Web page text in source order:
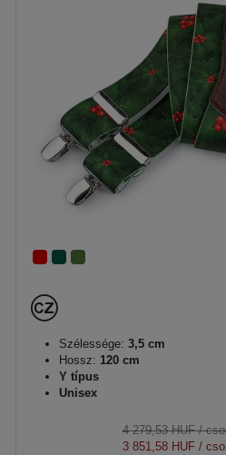
Szélessége: 3,5 cm
Hossz: 120 cm
Y típus
Unisex
4 279,53 HUF/
3 851,58 HUF/